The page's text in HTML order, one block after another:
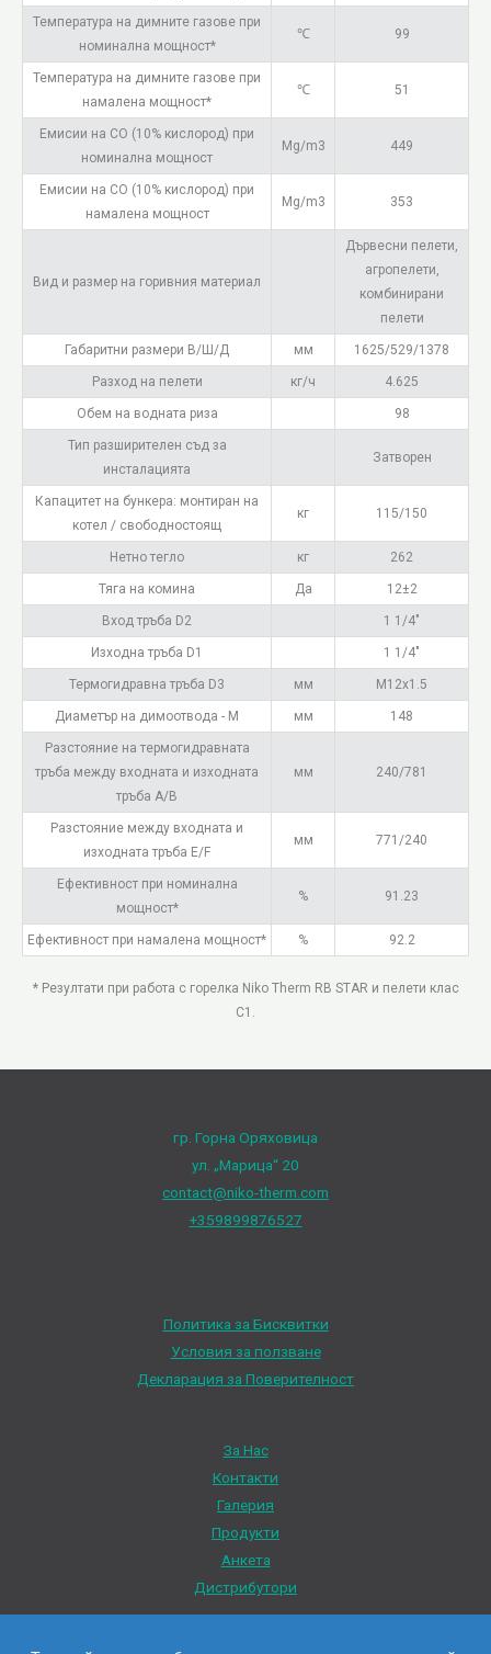
Температура на димните газове при
номинална мощност*
℃ 99
Температура на димните газове при
намалена мощност*
℃ 51
Емисии на CO (10% кислород) при
номинална мощност
Mg/m3 449
Емисии на CO (10% кислород) при
намалена мощност
Mg/m3 353
Вид и размер на горивния материал
Дървесни пелети,
агропелети,
комбинирани
пелети
Габаритни размери В/Ш/Д мм 1625/529/1378
Разход на пелети кг/ч 4.625
Обем на водната риза 98
Тип разширителен съд за
инсталацията
Затворен
Капацитет на бункера: монтиран на
котел / свободностоящ
кг 115/150
Нетно тегло кг 262
Тяга на комина Да 12±2
Вход тръба D2 1 1/4"
Изходна тръба D1 1 1/4"
Термогидравна тръба D3 мм M12x1.5
Диаметър на димоотвода - M мм 148
Разстояние на термогидравната
тръба между входната и изходната
тръба A/B
мм 240/781
Разстояние между входната и
изходната тръба E/F
мм 771/240
Ефективност при номинална
мощност*
% 91.23
Ефективност при намалена мощност* % 92.2
* Резултати при работа с горелка Niko Therm RB STAR и пелети клас
C1.
гр. Горна Оряховица
ул. „Марица“ 20
contact@niko-therm.com
+359899876527
Политика за Бисквитки
Условия за ползване
Декларация за Поверителност
За Нас
Контакти
Галерия
Продукти
Анкета
Дистрибутори